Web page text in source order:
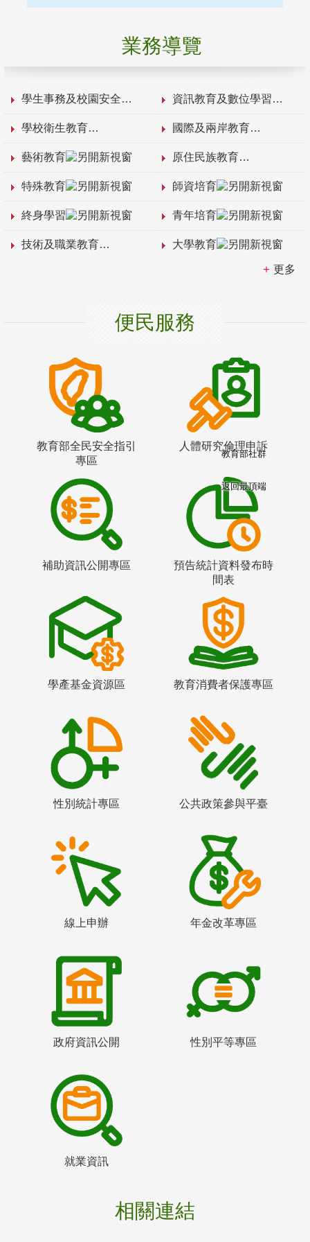
業務導覽
學生事務及校園安全 資訊教育及數位學習
學校衛生教育 國際及兩岸教育
藝術教育 原住民族教育
特殊教育 師資培育
終身學習 青年培育
技術及職業教育 大學教育
更多
便民服務
教育部全民安全指引
專區
人體研究倫理申訴
補助資訊公開專區
預告統計資料發布時
間表
學產基金資源區 教育消費者保護專區
性別統計專區 公共政策參與平臺
線上申辦 年金改革專區
政府資訊公開 性別平等專區
就業資訊
相關連結
教育部社群
返回最頂端